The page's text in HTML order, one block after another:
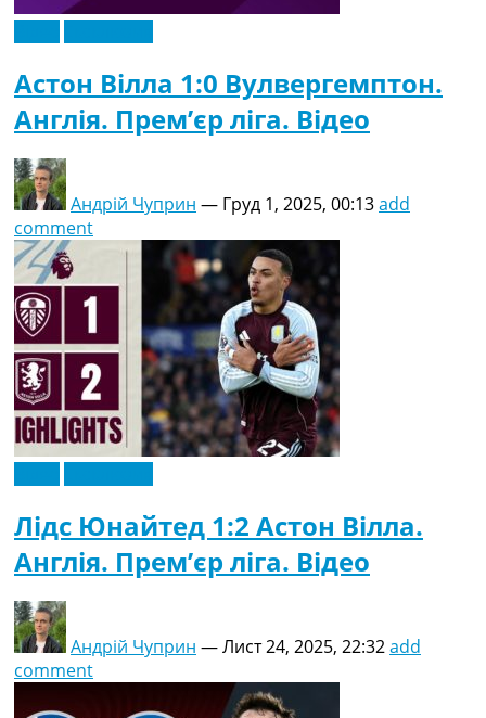
Астон Вілла 1:0 Вулвергемптон.
Англія. Прем’єр ліга. Відео
Андрій Чуприн — Груд 1, 2025, 00:13add
comment
Лідс Юнайтед 1:2 Астон Вілла.
Англія. Прем’єр ліга. Відео
Андрій Чуприн —Лист 24, 2025, 22:32add
comment